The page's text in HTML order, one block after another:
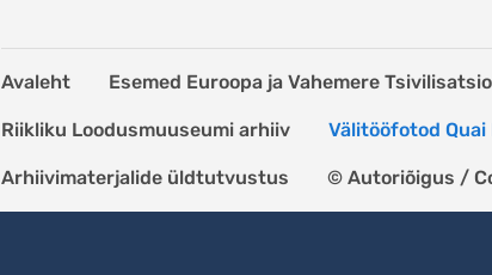
Avaleht Esemed Euroopa ja Vahemere
Riikliku Loodusmuuseumi arhiiv Välitööfotod
Arhiivimaterjalide üldtutvustus © Autoriõigus /